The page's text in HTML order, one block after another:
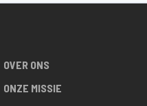
OVER ONS
ONZE MISSIE